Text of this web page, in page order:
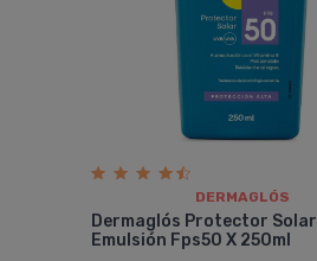
DERMAGLÓS
Dermaglós Protector Solar
Emulsión Fps50 X 250ml